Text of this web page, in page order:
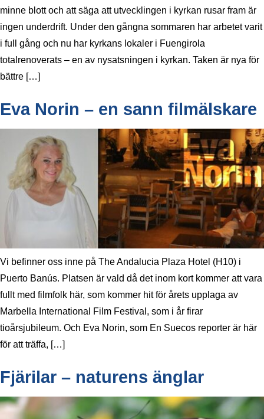
minne blott och att säga att utvecklingen i kyrkan rusar fram är
ingen underdrift. Under den gångna sommaren har arbetet varit
i full gång och nu har kyrkans lokaler i Fuengirola
totalrenoverats – en av nysatsningen i kyrkan. Taken är nya för
bättre […]
Eva Norin – en sann filmälskare
Vi befinner oss inne på The Andalucia Plaza Hotel (H10) i
Puerto Banús. Platsen är vald då det inom kort kommer att vara
fullt med filmfolk här, som kommer hit för årets upplaga av
Marbella International Film Festival, som i år firar
tioårsjubileum. Och Eva Norin, som En Suecos reporter är här
för att träffa, […]
Fjärilar – naturens änglar